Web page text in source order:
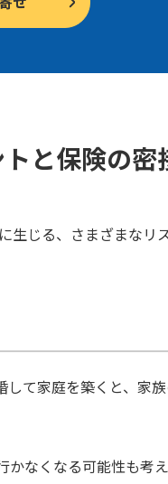
と保険の密
生じる、さまざまなリ
て家庭を築くと、家
かなくなる可能性も考